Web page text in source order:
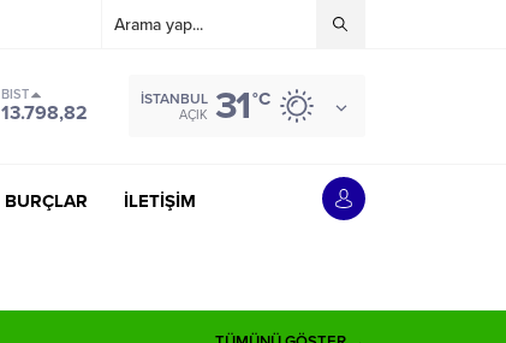
BIST
13.798,82
İSTANBUL
AÇIK 31°C
BURÇLAR İLETİŞİM